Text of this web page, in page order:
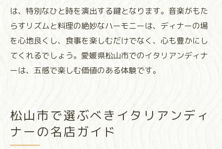
は、特別なひと時を演出する鍵となります。音楽がもた
らすリズムと料理の絶妙なハーモニーは、ディナーの場
を心地良くし、食事を楽しむだけでなく、心も豊かにし
てくれるでしょう。愛媛県松山市でのイタリアンディナ
ーは、五感で楽しむ価値のある体験です。
松山市で選ぶべきイタリアンディ
ナーの名店ガイド